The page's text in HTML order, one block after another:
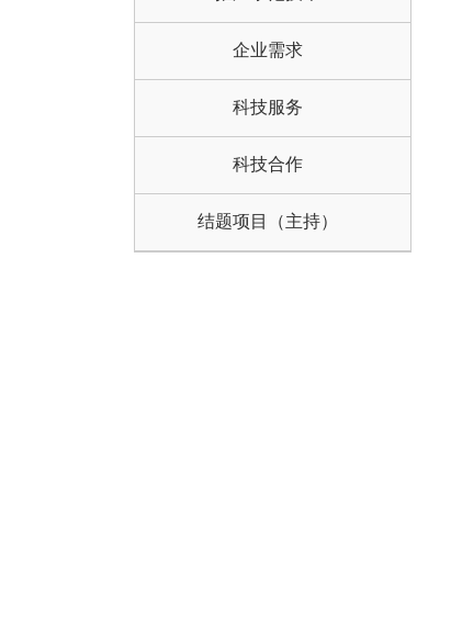
企业需求
科技服务
科技合作
结题项目（主持）